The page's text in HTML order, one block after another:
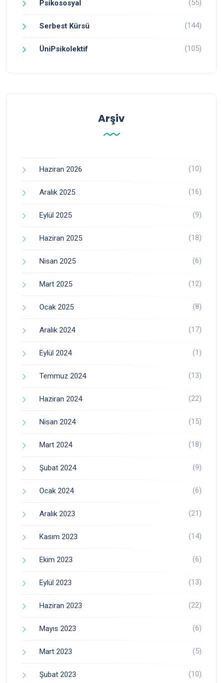
Psikososyal (55)
Serbest Kürsü (144)
ÜniPsikolektif (105)
Arşiv
Haziran 2026 (10)
Aralık 2025 (16)
Eylül 2025 (9)
Haziran 2025 (18)
Nisan 2025 (6)
Mart 2025 (12)
Ocak 2025 (8)
Aralık 2024 (17)
Eylül 2024 (1)
Temmuz 2024 (13)
Haziran 2024 (22)
Nisan 2024 (15)
Mart 2024 (18)
Şubat 2024 (9)
Ocak 2024 (6)
Aralık 2023 (21)
Kasım 2023 (14)
Ekim 2023 (6)
Eylül 2023 (13)
Haziran 2023 (22)
Mayıs 2023 (6)
Mart 2023 (5)
Şubat 2023 (10)